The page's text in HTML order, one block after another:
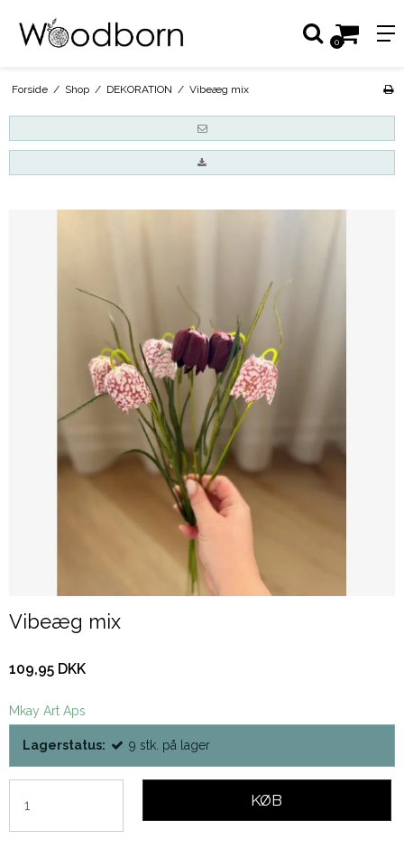
0
Forside / Shop / DEKORATION / Vibeæg mix
Vibeæg mix
109,95 DKK
Mkay Art Aps
Lagerstatus: 9 stk. på lager
KØB